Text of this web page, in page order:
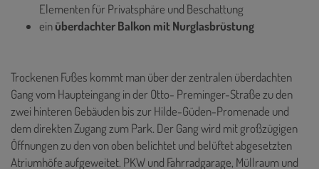
Elementen für Privatsphäre und Beschattung
einüberdachter Balkon mit Nurglasbrüstung
Trockenen Fußes kommt man über der zentralen überdachten
Gang vom Haupteingang in der Otto- Preminger-Straße zu den
zwei hinteren Gebäuden bis zur Hilde-Güden-Promenade und
dem direkten Zugang zum Park. Der Gang wird mit großzügigen
Öffnungen zu den von oben belichtet und belüftet abgesetzten
Atriumhöfe aufgeweitet. PKW und Fahrradgarage, Müllraum und